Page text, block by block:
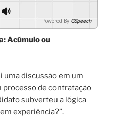
Powered By GSpeech
Acúmulo ou
uma discussão em um
processo de contratação
subverteu a lógica
experiência?”.